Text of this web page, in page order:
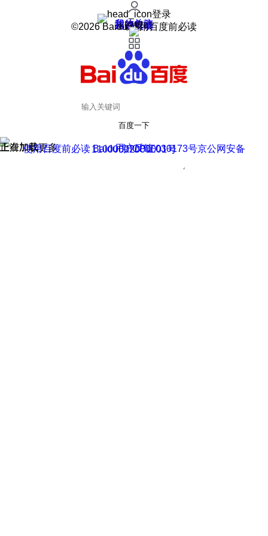
登录
我的关注
我的收藏
皮肤中心
用户反馈
设置
©2026 Baidu 使用百度前必读
百度一下
正在加载
上滑加载更多 用户反馈
使用百度前必读 Baidu 京ICP证030173号
京公网安备11000002000001号